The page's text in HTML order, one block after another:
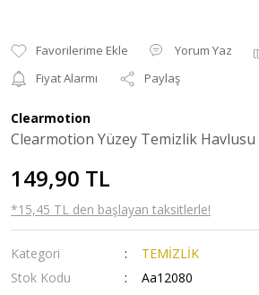
Yorum Yaz
Fiyat Alarmı
Paylaş
Clearmotion
Clearmotion Yüzey Temizlik Havlusu
149,90 TL
*15,45 TL den başlayan taksitlerle!
Kategori
TEMİZLİK
Stok Kodu
Aa12080